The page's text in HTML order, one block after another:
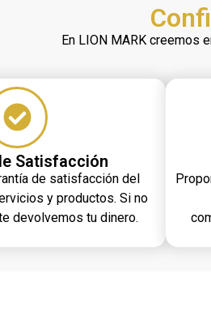
En LION MARK creemos
Satisfacción
de satisfacción del
y productos. Si no
devolvemos tu dinero.